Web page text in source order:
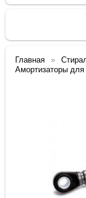
Главная
Амортизаторы